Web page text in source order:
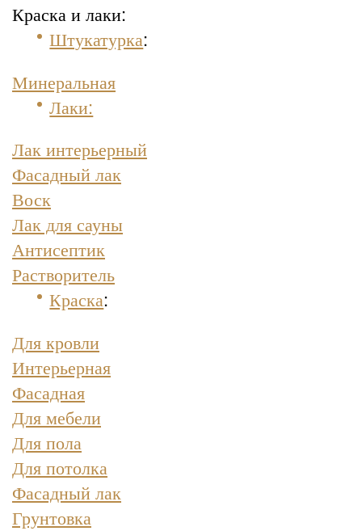
Краска и лаки:
Штукатурка:
Минеральная
Лаки:
Лак интерьерный
Фасадный лак
Воск
Лак для сауны
Антисептик
Растворитель
Краска:
Для кровли
Интерьерная
Фасадная
Для мебели
Для пола
Для потолка
Фасадный лак
Грунтовка